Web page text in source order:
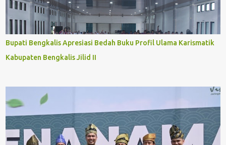
Bupati Bengkalis Apresiasi Bedah Buku Profil Ulama Karismatik
Kabupaten Bengkalis Jilid II